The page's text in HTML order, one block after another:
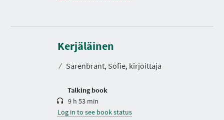
Kerjäläinen
⁄ Sarenbrant, Sofie, kirjoittaja
Talking book
D
r
a
i
9 h 53 min
Log in to see book status